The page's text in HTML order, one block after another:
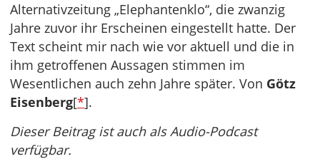
Alternativzeitung „Elephantenklo“, die zwanzig
Jahre zuvor ihr Erscheinen eingestellt hatte. Der
Text scheint mir nach wie vor aktuell und die in
ihm getroffenen Aussagen stimmen im
Wesentlichen auch zehn Jahre später. Von Götz
Eisenberg[*].
Dieser Beitrag ist auch als Audio-Podcast
verfügbar.